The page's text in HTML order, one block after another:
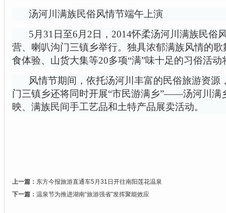
汤河川满族民俗风情节端午上演
5月31日至6月2日，2014怀柔汤河川满族民俗
营、喇叭沟门三镇乡举行。独具浓郁满族风情的
食体验、山货大集等20多项“满”味十足的习俗活
风情节期间，依托汤河川丰富的民俗旅游资源
门三镇乡还将同时开展“市民游满乡”——汤河川满
映、满族民间手工艺品和土特产品展卖活动。
上一篇： 东方今报旅游直通车5月31日开往南阳莲花温泉
下一篇： 温泉节为推进湖南“旅游强省”发挥聚能效应